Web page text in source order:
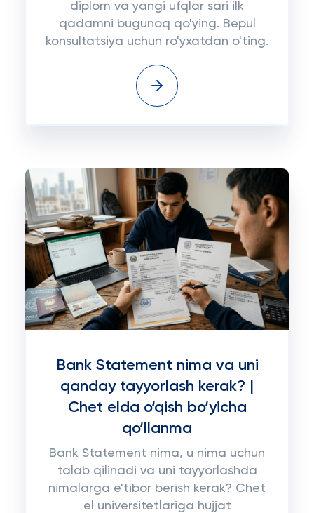
diplom va yangi ufqlar sari ilk
qadamni bugunoq qo'ying. Bepul
konsultatsiya uchun ro'yxatdan o'ting.
Bank Statement nima va uni
qanday tayyorlash kerak? |
Chet elda o‘qish bo‘yicha
qo‘llanma
Bank Statement nima, u nima uchun
talab qilinadi va uni tayyorlashda
nimalarga e'tibor berish kerak? Chet
el universitetlariga hujjat